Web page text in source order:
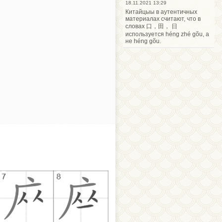
18.11.2021 13:29
Китайцыы в аутентичных
материалах считают, что в
словах 口，田， 日
используется héng zhé gõu, а
не héng gõu.